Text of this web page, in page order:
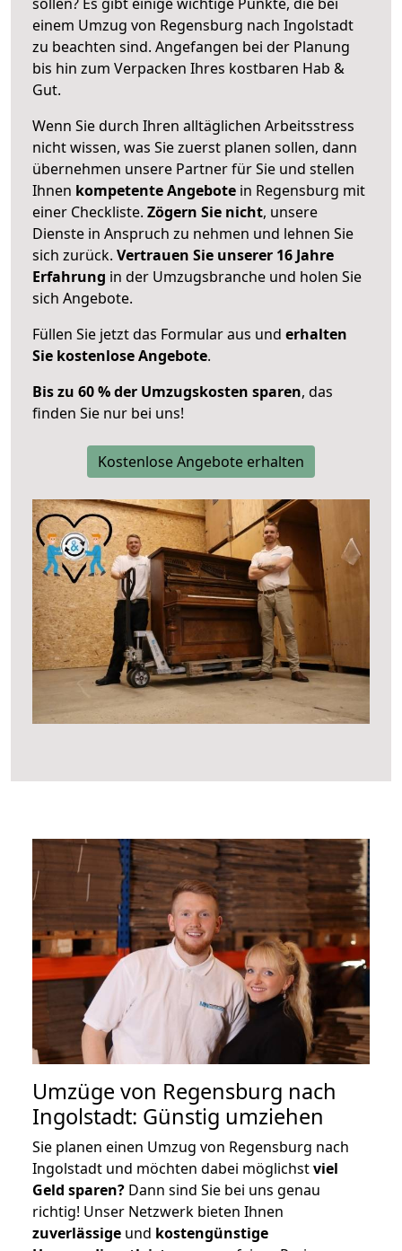
einem Umzug von Regensburg nach Ingolstadt
zu beachten sind. Angefangen bei der Planung
bis hin zum Verpacken Ihres kostbaren Hab &
Gut.
Wenn Sie durch Ihren alltäglichen Arbeitsstress
nicht wissen, was Sie zuerst planen sollen, dann
übernehmen unsere Partner für Sie und stellen
Ihnen kompetente Angebote in Regensburg mit
einer Checkliste. Zögern Sie nicht, unsere
Dienste in Anspruch zu nehmen und lehnen Sie
sich zurück. Vertrauen Sie unserer 16 Jahre
Erfahrung in der Umzugsbranche und holen Sie
sich Angebote.
Füllen Sie jetzt das Formular aus und erhalten
Sie kostenlose Angebote.
Bis zu 60 % der Umzugskosten sparen, das
finden Sie nur bei uns!
Kostenlose Angebote erhalten
Umzüge von Regensburg nach
Ingolstadt: Günstig umziehen
Sie planen einen Umzug von Regensburg nach
Ingolstadt und möchten dabei möglichstviel
Geld sparen? Dann sind Sie bei uns genau
richtig! Unser Netzwerk bieten Ihnen
zuverlässige und kostengünstige